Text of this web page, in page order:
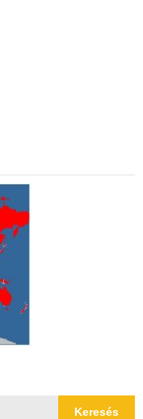
Keresés